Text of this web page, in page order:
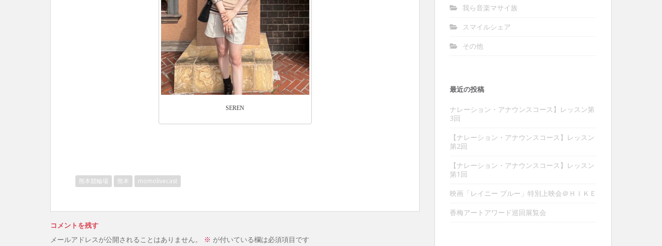
SEREN
熊本競輪場 熊本 momolivecast
コメントを残す
メールアドレスが公開されることはありません。
※ が付いている欄は必須項目です
我ら音楽マサイ族
スマイルシェア
その他
最近の投稿
ナレーション・アナウンスコース】レッスン第
3回
【ナレーション・アナウンスコース】レッスン
第2回
【ナレーション・アナウンスコース】レッスン
第1回
映画「レイニー ブルー」特別上映会＠ＨＩＫＥ
香梅アートアワード巡回展覧会